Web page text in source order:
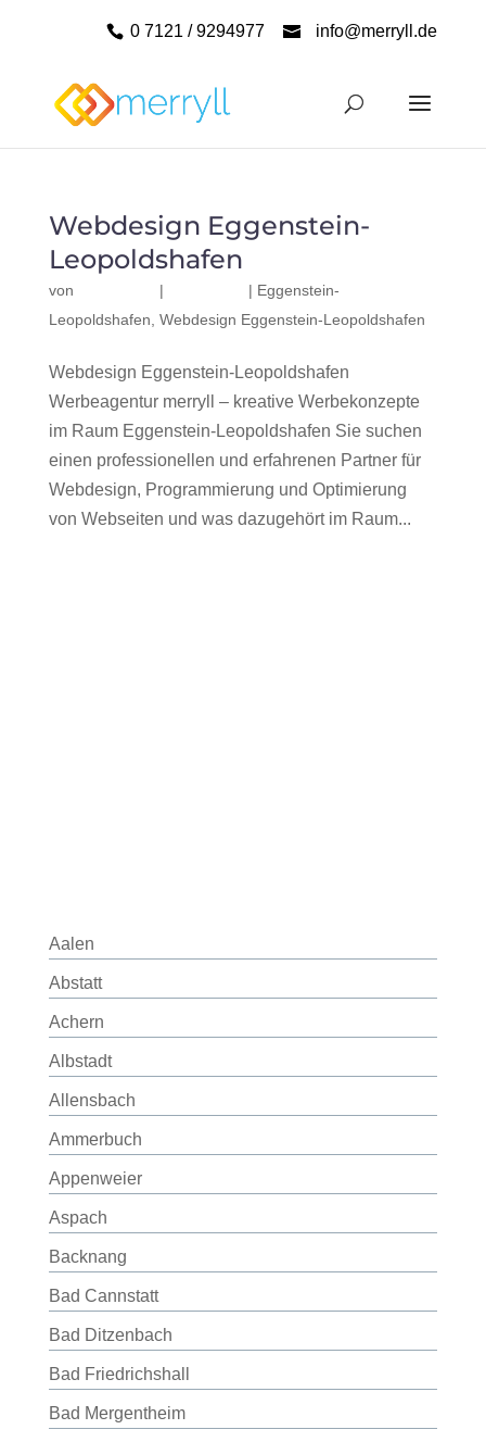
0 7121 / 9294977 info@merryll.de
Webdesign Eggenstein-
Leopoldshafen
von | | Eggenstein-
Leopoldshafen Webdesign Eggenstein-Leopoldshafen
Webdesign Eggenstein-Leopoldshafen
Werbeagentur merryll – kreative Werbekonzepte
im Raum Eggenstein-Leopoldshafen Sie suchen
einen professionellen und erfahrenen Partner für
Webdesign, Programmierung und Optimierung
von Webseiten und was dazugehört im Raum...
Aalen
Abstatt
Achern
Albstadt
Allensbach
Ammerbuch
Appenweier
Aspach
Backnang
Bad Cannstatt
Bad Ditzenbach
Bad Friedrichshall
Bad Mergentheim